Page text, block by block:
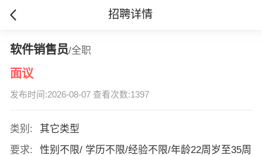
招聘详情
软件销售员/全职
面议
发布时间:2026-08-07 查看次数:1397
类别:
其它类型
要求:
性别不限/ 学历不限/经验不限/年龄22周岁至35周